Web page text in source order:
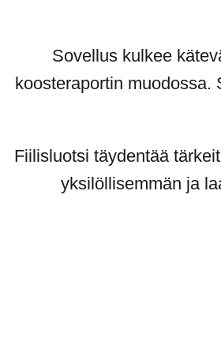
Sovellus kulkee
koosteraportin muodossa.
Fiilisluotsi täydentää
yksilöllisemmän ja